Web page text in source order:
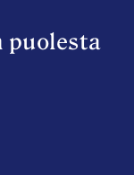
puolesta